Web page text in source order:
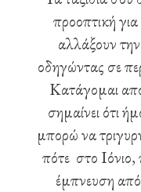
προοπτική
αλλάξουν
οδηγώντας σε
Κατάγομαι
σημαίνει ότι
μπορώ να
πότε στο
έμπνευση